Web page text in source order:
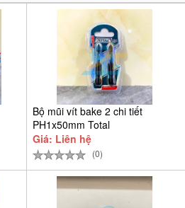
Bộ mũi vít bake 2 chi tiết
PH1x50mm Total
TACIM71PH150
Giá: Liên hệ
(0)